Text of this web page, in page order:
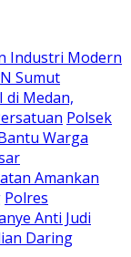
Industri Modern
Sumut
di Medan,
Polsek
Warga
Amankan
Polres
Anti Judi
Daring